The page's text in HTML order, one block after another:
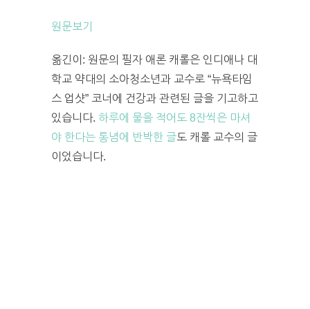
원문보기
옮긴이: 원문의 필자 애론 캐롤은 인디애나 대
학교 약대의 소아청소년과 교수로 “뉴욕타임
스 업샷” 코너에 건강과 관련된 글을 기고하고
있습니다. 하루에 물을 적어도 8잔씩은 마셔
야 한다는 통념에 반박한 글도 캐롤 교수의 글
이었습니다.